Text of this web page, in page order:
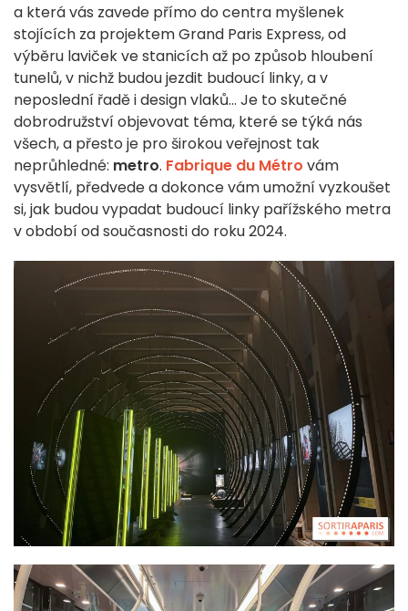
a která vás zavede přímo do centra myšlenek
stojících za projektem Grand Paris Express, od
výběru laviček ve stanicích až po způsob hloubení
tunelů, v nichž budou jezdit budoucí linky, a v
neposlední řadě i design vlaků... Je to skutečné
dobrodružství objevovat téma, které se týká nás
všech, a přesto je pro širokou veřejnost tak
neprůhledné: metro. Fabrique du Métro vám
vysvětlí, předvede a dokonce vám umožní vyzkoušet
si, jak budou vypadat budoucí linky pařížského metra
v období od současnosti do roku 2024.